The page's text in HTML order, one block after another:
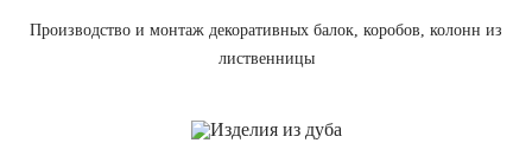
Производство и монтаж декоративных балок, коробов, колонн из
лиственницы